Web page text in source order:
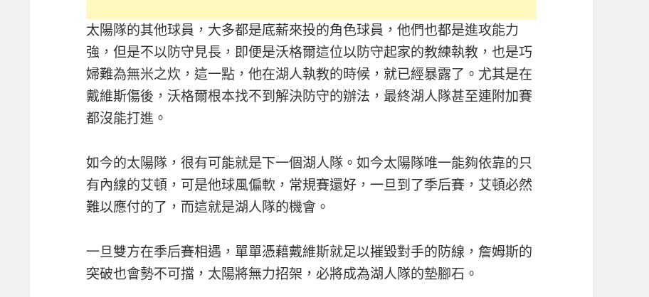
太陽隊的其他球員，大多都是底薪來投的角色球員，他們也都是進攻能力
強，但是不以防守見長，即便是沃格爾這位以防守起家的教練執教，也是巧
婦難為無米之炊，這一點，他在湖人執教的時候，就已經暴露了。尤其是在
戴維斯傷後，沃格爾根本找不到解決防守的辦法，最終湖人隊甚至連附加賽
都沒能打進。
如今的太陽隊，很有可能就是下一個湖人隊。如今太陽隊唯一能夠依靠的只
有內線的艾頓，可是他球風偏軟，常規賽還好，一旦到了季后賽，艾頓必然
難以應付的了，而這就是湖人隊的機會。
一旦雙方在季后賽相遇，單單憑藉戴維斯就足以摧毀對手的防線，詹姆斯的
突破也會勢不可擋，太陽將無力招架，必將成為湖人隊的墊腳石。